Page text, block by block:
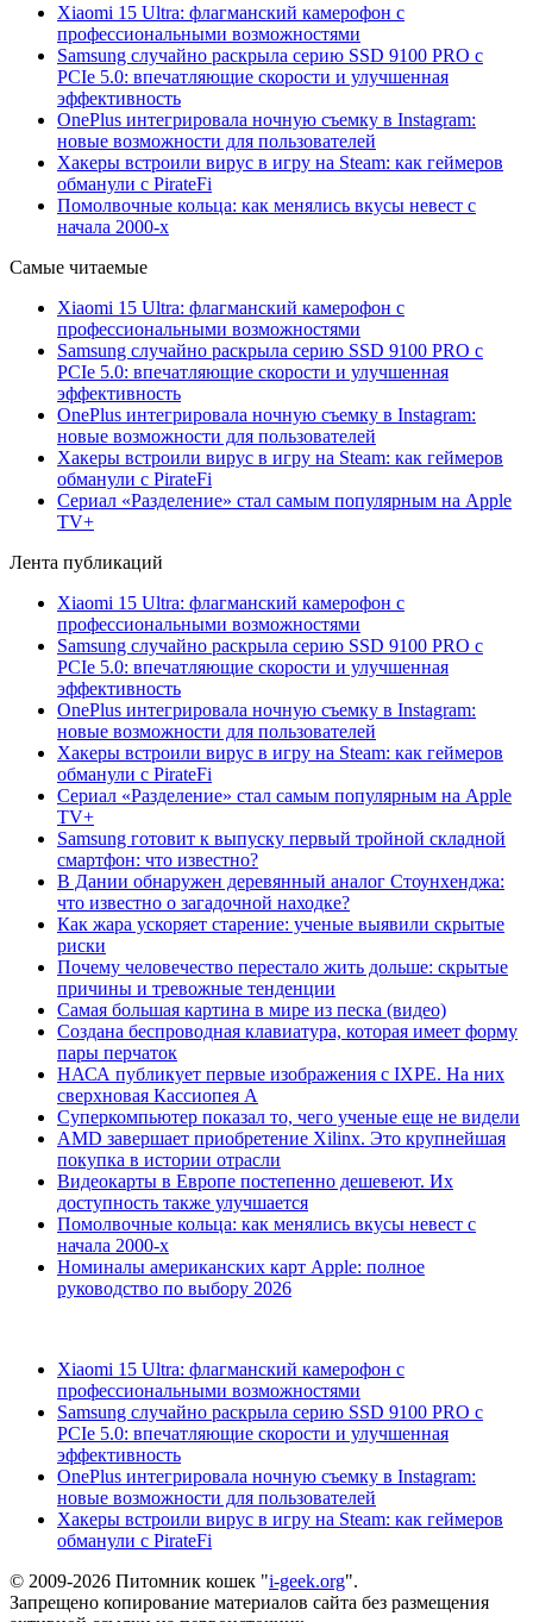
Xiaomi 15 Ultra: флагманский камерофон с
профессиональными возможностями
Samsung случайно раскрыла серию SSD 9100 PRO с
PCIe 5.0: впечатляющие скорости и улучшенная
эффективность
OnePlus интегрировала ночную съемку в Instagram:
новые возможности для пользователей
Хакеры встроили вирус в игру на Steam: как геймеров
обманули с PirateFi
Помолвочные кольца: как менялись вкусы невест с
начала 2000-х
Самые читаемые
Xiaomi 15 Ultra: флагманский камерофон с
профессиональными возможностями
Samsung случайно раскрыла серию SSD 9100 PRO с
PCIe 5.0: впечатляющие скорости и улучшенная
эффективность
OnePlus интегрировала ночную съемку в Instagram:
новые возможности для пользователей
Хакеры встроили вирус в игру на Steam: как геймеров
обманули с PirateFi
Сериал «Разделение» стал самым популярным на Apple
TV+
Лента публикаций
Xiaomi 15 Ultra: флагманский камерофон с
профессиональными возможностями
Samsung случайно раскрыла серию SSD 9100 PRO с
PCIe 5.0: впечатляющие скорости и улучшенная
эффективность
OnePlus интегрировала ночную съемку в Instagram:
новые возможности для пользователей
Хакеры встроили вирус в игру на Steam: как геймеров
обманули с PirateFi
Сериал «Разделение» стал самым популярным на Apple
TV+
Samsung готовит к выпуску первый тройной складной
смартфон: что известно?
В Дании обнаружен деревянный аналог Стоунхенджа:
что известно о загадочной находке?
Как жара ускоряет старение: ученые выявили скрытые
риски
Почему человечество перестало жить дольше: скрытые
причины и тревожные тенденции
Самая большая картина в мире из песка (видео)
Создана беспроводная клавиатура, которая имеет форму
пары перчаток
НАСА публикует первые изображения с IXPE. На них
сверхновая Кассиопея А
Суперкомпьютер показал то, чего ученые еще не видели
AMD завершает приобретение Xilinx. Это крупнейшая
покупка в истории отрасли
Видеокарты в Европе постепенно дешевеют. Их
доступность также улучшается
Помолвочные кольца: как менялись вкусы невест с
начала 2000-х
Номиналы американских карт Apple: полное
руководство по выбору 2026
Xiaomi 15 Ultra: флагманский камерофон с
профессиональными возможностями
Samsung случайно раскрыла серию SSD 9100 PRO с
PCIe 5.0: впечатляющие скорости и улучшенная
эффективность
OnePlus интегрировала ночную съемку в Instagram:
новые возможности для пользователей
Хакеры встроили вирус в игру на Steam: как геймеров
обманули с PirateFi
© 2009-2026 Питомник кошек "i-geek.org".
Запрещено копирование материалов сайта без размещения